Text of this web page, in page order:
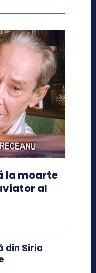
la moarte
al
din Siria